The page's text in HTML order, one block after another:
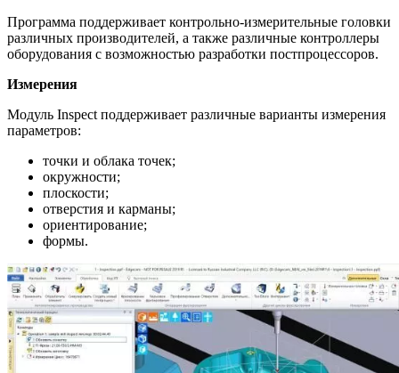
Программа поддерживает контрольно-измерительные головки
различных производителей, а также различные контроллеры
оборудования с возможностью разработки постпроцессоров.
Измерения
Модуль Inspect поддерживает различные варианты измерения
параметров:
точки и облака точек;
окружности;
плоскости;
отверстия и карманы;
ориентирование;
формы.